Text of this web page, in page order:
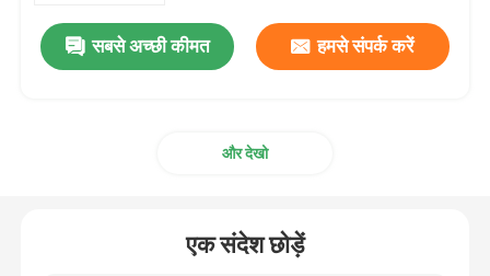
इंक डक्ट एंड ब्लॉक
सबसे अच्छी कीमत हमसे संपर्क करें
और देखो
एक संदेश छोड़ें